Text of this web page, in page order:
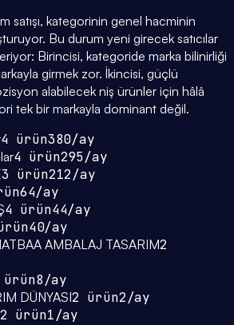
satışı, kategorinin genel hacminin
Bu durum yeni girecek satıcılar
Birincisi, kategoride marka bilinirliği
girmek zor. İkincisi, güçlü
alabilecek niş ürünler için hâlâ
tek bir markayla dominant değil.
4 ürün380/ay
4 ürün295/ay
3 ürün212/ay
64/ay
4 ürün44/ay
40/ay
AMBALAJ TASARIM2
ürün8/ay
DÜNYASI2 ürün2/ay
2 ürün1/ay